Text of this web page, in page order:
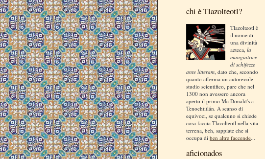
chi è Tlazolteotl?
Tlazolteotl è
il nome di
una divinità
azteca, la
mangiatrice
di schifezze
ante litteram , dato che, secondo
quanto afferma un autorevole
studio scientifico, pare che nel
1300 non avessero ancora
aperto il primo Mc Donald's a
Tenochtitlán. A scanso di
equivoci, se qualcuno si chiede
cosa faccia Tlazolteotl nella vita
terrena, beh, sappiate che si
occupa di ben altre faccende...
aficionados